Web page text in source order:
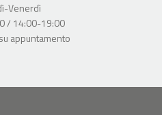
Venerdì
/ 14:00-19:00
appuntamento